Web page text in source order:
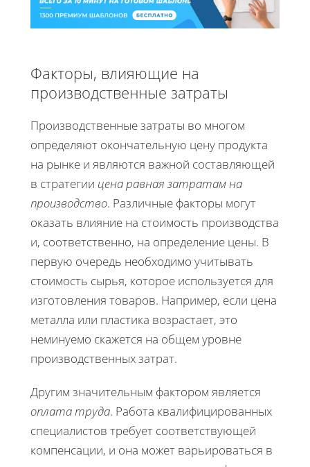
Факторы, влияющие на
производственные затраты
Производственные затраты во многом
определяют окончательную цену продукта
на рынке и являются важной составляющей
в стратегии цена равная затратам на
производство. Различные факторы могут
оказать влияние на стоимость производства
и, соответственно, на определение цены. В
первую очередь необходимо учитывать
стоимость сырья, которое используется для
изготовления товаров. Например, если цена
металла или пластика возрастает, это
неминуемо скажется на общем уровне
производственных затрат.
Другим значительным фактором является
оплата труда. Работа квалифицированных
специалистов требует соответствующей
компенсации, и она может варьироваться в